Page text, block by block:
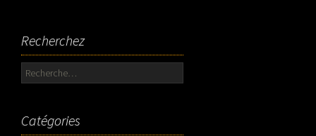
Recherchez
Rechercher :
Catégories